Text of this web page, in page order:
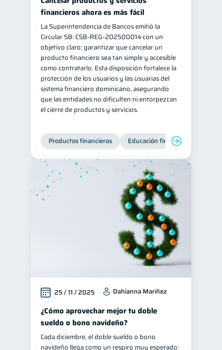
financieros ahora es más fácil
La Superintendencia de Bancos emitió la
Circular SB: CSB‑REG‑202500014 con un
objetivo claro: garantizar que cancelar un
producto financiero sea tan simple y accesible
como contratarlo. Esta disposición fortalece la
protección de los usuarios y las usuarias del
sistema financiero dominicano, asegurando
que las entidades no dificulten ni entorpezcan
el cierre de productos y servicios.
Productos financieros Educación financiera
25 / 11 / 2025 Dahianna Mariñez
¿Cómo aprovechar mejor tu doble
sueldo o bono navideño?
Cada diciembre, el doble sueldo o bono
navideño llega como un respiro muy esperado: